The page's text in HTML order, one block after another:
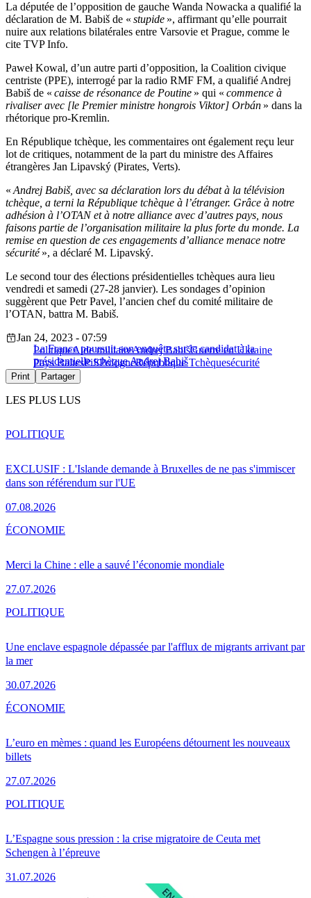
La députée de l’opposition de gauche Wanda Nowacka a qualifié la
déclaration de M. Babiš de « stupide », affirmant qu’elle pourrait
nuire aux relations bilatérales entre Varsovie et Prague, comme le
cite TVP Info.
Paweł Kowal, d’un autre parti d’opposition, la Coalition civique
centriste (PPE), interrogé par la radio RMF FM, a qualifié Andrej
Babiš de « caisse de résonance de Poutine » qui « commence à
rivaliser avec [le Premier ministre hongrois Viktor] Orbán » dans la
rhétorique pro-Kremlin.
En République tchèque, les commentaires ont également reçu leur
lot de critiques, notamment de la part du ministre des Affaires
étrangères Jan Lipavský (Pirates, Verts).
« Andrej Babiš, avec sa déclaration lors du débat à la télévision
tchèque, a terni la République tchèque à l’étranger. Grâce à notre
adhésion à l’OTAN et à notre alliance avec d’autres pays, nous
faisons partie de l’organisation militaire la plus forte du monde. La
remise en question de ces engagements d’alliance menace notre
sécurité», a déclaré M. Lipavský.
Le second tour des élections présidentielles tchèques aura lieu
vendredi et samedi (27-28 janvier). Les sondages d’opinion
suggèrent que Petr Pavel, l’ancien chef du comité militaire de
l’OTAN, battra M. Babiš.
La France poursuit son enquête sur le candidat à la
présidentielle tchèque Andrej Babiš
Jan 24, 2023 - 07:59
PolitiqueAide militaireAndrej BabišGuerre en Ukraine
Pays BaltesPiSPologneRépublique Tchèquesécurité
Print Partager
LES PLUS LUS
EXCLUSIF : L'Islande demande à Bruxelles de ne pas s'immiscer
dans son référendum sur l'UE
07.08.2026
POLITIQUE
Merci la Chine : elle a sauvé l’économie mondiale
27.07.2026
ÉCONOMIE
Une enclave espagnole dépassée par l'afflux de migrants arrivant par
la mer
30.07.2026
POLITIQUE
L’euro en mèmes : quand les Européens détournent les nouveaux
billets
27.07.2026
ÉCONOMIE
L’Espagne sous pression : la crise migratoire de Ceuta met
Schengen à l’épreuve
31.07.2026
POLITIQUE